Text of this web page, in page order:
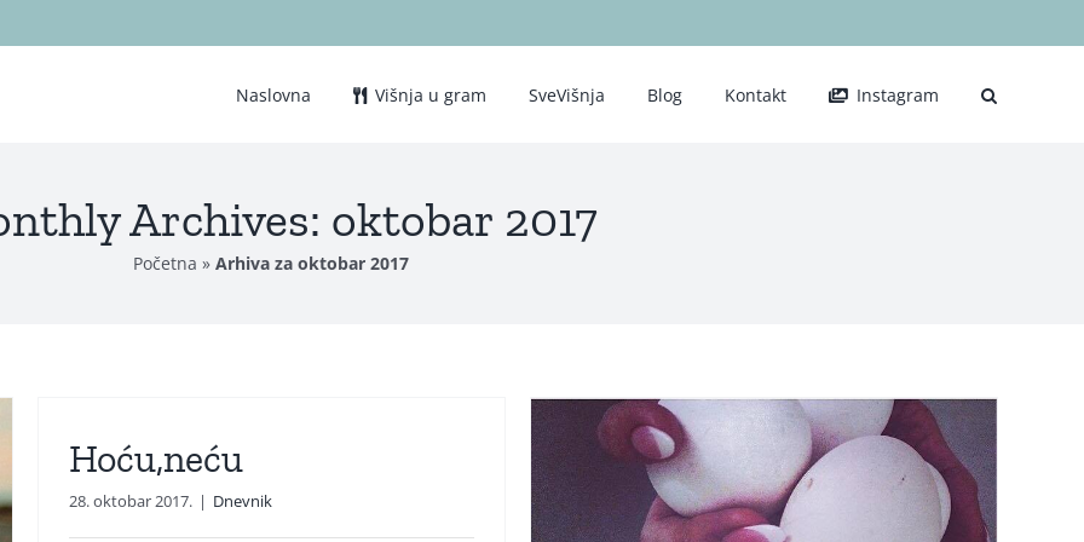
Naslovna Višnja u gram SveVišnja Blog Kontakt Instagram
Archives: oktobar 2017
Početna » Arhiva za oktobar 2017
Hoću,neću
28. oktobar 2017. | Dnevnik